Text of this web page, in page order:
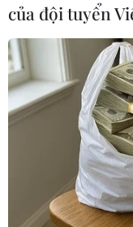
của đội tuyển